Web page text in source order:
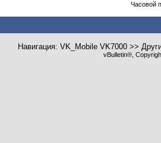
Часовой
Навигация: VK_Mobile VK7000 >>
vBulletin®,